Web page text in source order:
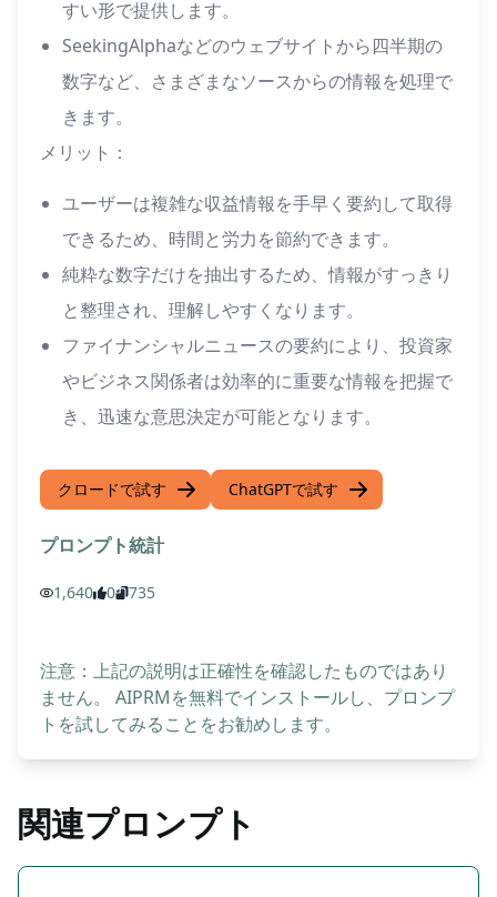
すい形で提供します。
SeekingAlphaなどのウェブサイトから四半期の
数字など、さまざまなソースからの情報を処理で
きます。
メリット：
ユーザーは複雑な収益情報を手早く要約して取得
できるため、時間と労力を節約できます。
純粋な数字だけを抽出するため、情報がすっきり
と整理され、理解しやすくなります。
ファイナンシャルニュースの要約により、投資家
やビジネス関係者は効率的に重要な情報を把握で
き、迅速な意思決定が可能となります。
クロードで試す ChatGPTで試す
プロンプト統計
1,640 0 735
注意：上記の説明は正確性を確認したものではあり
ません。 AIPRMを無料でインストールし、プロンプ
トを試してみることをお勧めします。
関連プロンプト